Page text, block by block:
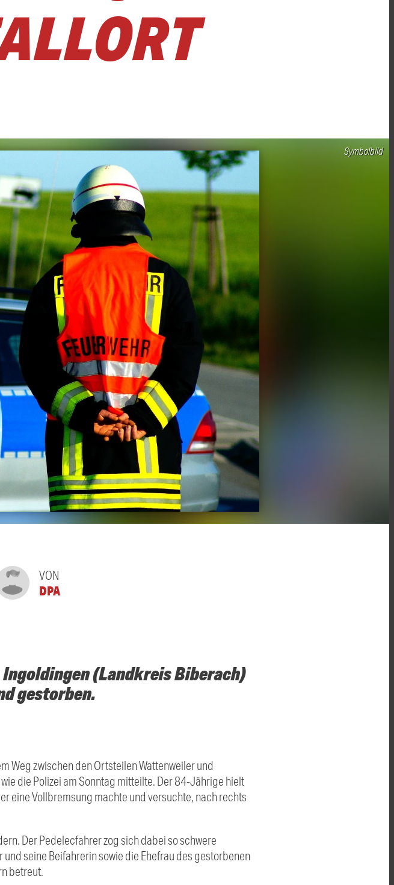
Symbolbild
VON
DPA
(Landkreis Biberach)
gestorben.
Weg zwischen den Ortsteilen Wattenweiler und
die Polizei am Sonntag mitteilte. Der 84-Jährige hielt
eine Vollbremsung machte und versuchte, nach rechts
Der Pedelecfahrer zog sich dabei so schwere
seine Beifahrerin sowie die Ehefrau des gestorbenen
betreut.